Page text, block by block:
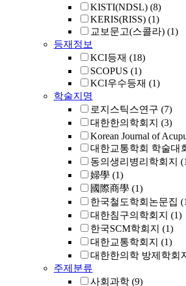
KISTI(NDSL) (8)
KERIS(RISS) (1)
교보문고(스콜라) (1)
등재정보
KCI등재 (18)
SCOPUS (1)
KCI우수등재 (1)
학술지명
로지스틱스연구 (7)
대한한의학회지 (3)
Korean Journal of
대한교통학회 학술대
동의생리병리학회지
婦學 (1)
國際商學 (1)
한국철도학회논문집
대한침구의학회지 (1)
한국SCM학회지 (1)
대한교통학회지 (1)
대한한의학 방제학회지
주제분류
사회과학 (9)